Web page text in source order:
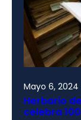
Mayo 6, 2024
Herbario
celebra